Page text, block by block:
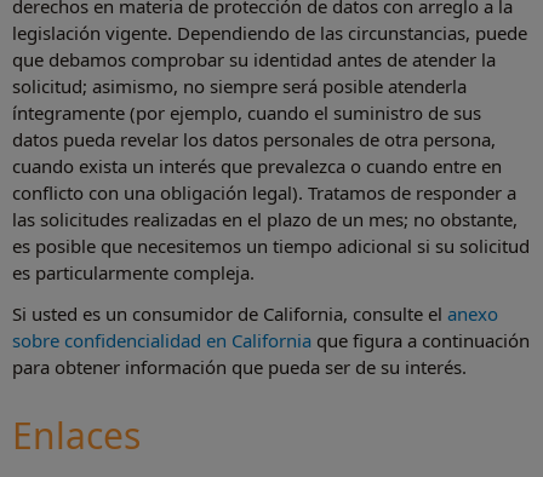
derechos en materia de protección de datos con arreglo a la
legislación vigente. Dependiendo de las circunstancias, puede
que debamos comprobar su identidad antes de atender la
solicitud; asimismo, no siempre será posible atenderla
íntegramente (por ejemplo, cuando el suministro de sus
datos pueda revelar los datos personales de otra persona,
cuando exista un interés que prevalezca o cuando entre en
conflicto con una obligación legal). Tratamos de responder a
las solicitudes realizadas en el plazo de un mes; no obstante,
es posible que necesitemos un tiempo adicional si su solicitud
es particularmente compleja.
Si usted es un consumidor de California, consulte el anexo
sobre confidencialidad en California que figura a continuación
para obtener información que pueda ser de su interés.
Enlaces